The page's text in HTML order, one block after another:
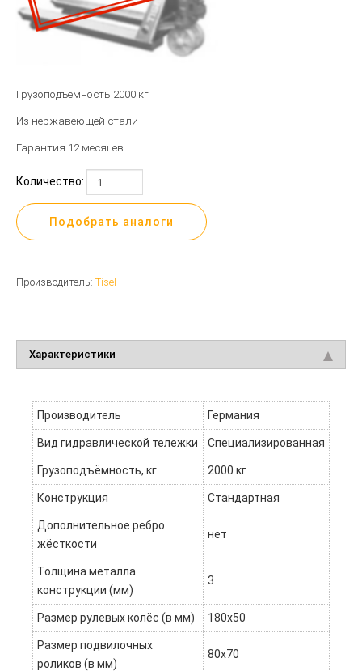
Грузоподъемность 2000 кг
Из нержавеющей стали
Гарантия 12 месяцев
Количество:
Подобрать аналоги
Производитель: Tisel
Характеристики
Производитель Германия
Вид гидравлической тележки Специализированная
Грузоподъёмность, кг 2000 кг
Конструкция Стандартная
Дополнительное ребро
жёсткости
нет
Толщина металла
конструкции (мм)
3
Размер рулевых колёс (в мм) 180х50
Размер подвилочных
роликов (в мм)
80х70